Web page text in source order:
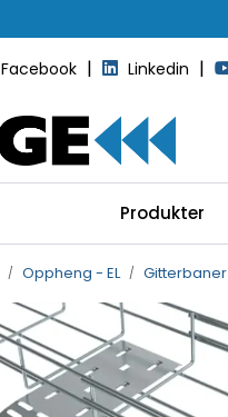
Facebook | Linkedin |
Produkter
Oppheng - EL Gitterbaner